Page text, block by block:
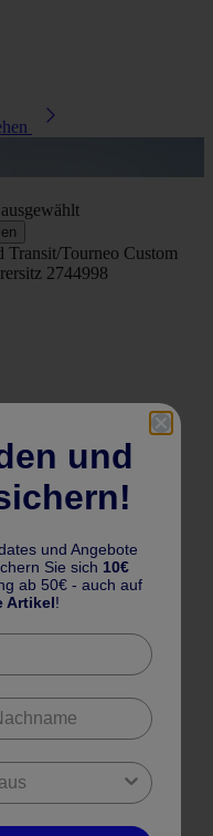
Transit/Tourneo Custom
2744998
und
und Angebote
Sie sich 10€
ab 50€ - auch auf
Artikel!